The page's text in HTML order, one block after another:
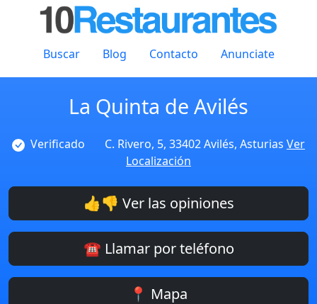
Buscar Blog Contacto Anunciate
La Quinta de Avilés
Verificado C. Rivero, 5, 33402 Avilés, Asturias Ver
Localización
👍👎 Ver las opiniones
☎️ Llamar por teléfono
📍 Mapa